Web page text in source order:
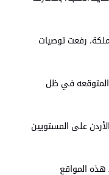
رفعت توصيات
المتوقعه في ظل
على المستويين
هذه المواقع